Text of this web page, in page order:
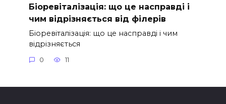
Біоревіталізація: що це насправді і
чим відрізняється від філерів
Біоревіталізація: що це насправді і чим
відрізняється
0 11